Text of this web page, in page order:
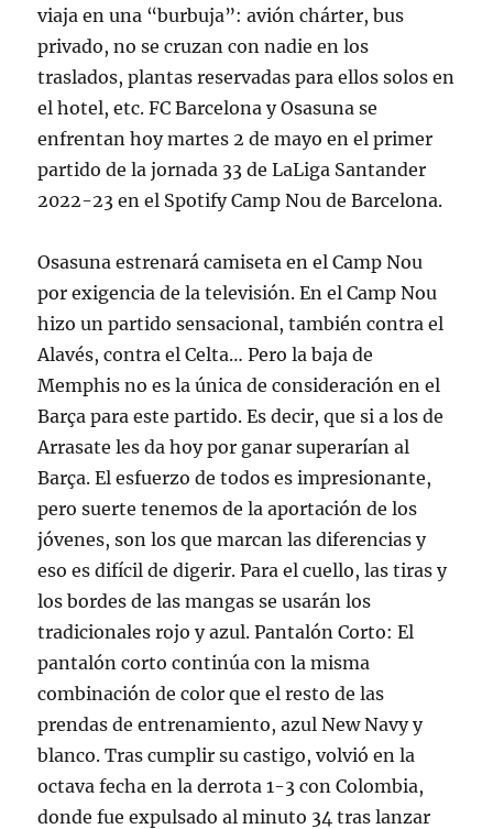
viaja en una “burbuja”: avión chárter, bus
privado, no se cruzan con nadie en los
traslados, plantas reservadas para ellos solos en
el hotel, etc. FC Barcelona y Osasuna se
enfrentan hoy martes 2 de mayo en el primer
partido de la jornada 33 de LaLiga Santander
2022-23 en el Spotify Camp Nou de Barcelona.
Osasuna estrenará camiseta en el Camp Nou
por exigencia de la televisión. En el Camp Nou
hizo un partido sensacional, también contra el
Alavés, contra el Celta… Pero la baja de
Memphis no es la única de consideración en el
Barça para este partido. Es decir, que si a los de
Arrasate les da hoy por ganar superarían al
Barça. El esfuerzo de todos es impresionante,
pero suerte tenemos de la aportación de los
jóvenes, son los que marcan las diferencias y
eso es difícil de digerir. Para el cuello, las tiras y
los bordes de las mangas se usarán los
tradicionales rojo y azul. Pantalón Corto: El
pantalón corto continúa con la misma
combinación de color que el resto de las
prendas de entrenamiento, azul New Navy y
blanco. Tras cumplir su castigo, volvió en la
octava fecha en la derrota 1-3 con Colombia,
donde fue expulsado al minuto 34 tras lanzar